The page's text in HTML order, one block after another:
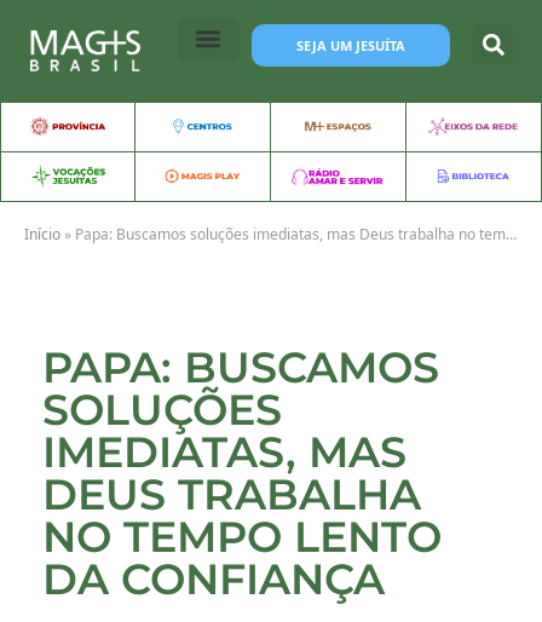
SEJA UM JESUÍTA
Início » Papa: Buscamos soluções imediatas, mas Deus trabalha no tempo lento da confiança
PAPA: BUSCAMOS
SOLUÇÕES
IMEDIATAS, MAS
DEUS TRABALHA
NO TEMPO LENTO
DA CONFIANÇA